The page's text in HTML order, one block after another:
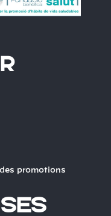
promotions